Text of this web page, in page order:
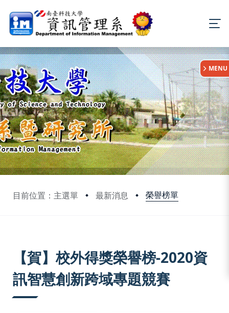
目前位置：主選單 最新消息 榮譽榜單
:::
MENU
【賀】校外得獎榮譽榜-2020資
訊智慧創新跨域專題競賽